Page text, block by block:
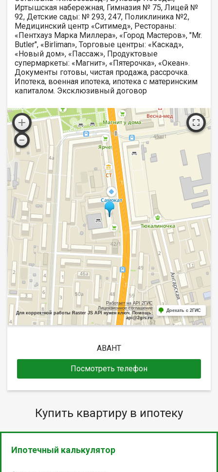
Иртышская набережная, Гимназия № 75, Лицей №
92, Детские сады: № 293, 247, Поликлиника №2,
Медицинский центр «Ситимед», Рестораны:
«Пентхауз Марка Миллера», «Город Мастеров», "Mr.
Butler", «Birliman», Торговые центры: «Каскад»,
«Новый дом», «Пассаж», Продуктовые
супермаркеты: «Магнит», «Пятерочка», «Океан».
Документы готовы, чистая продажа, рассрочка.
Ипотека, военная ипотека, ипотека с материнским
капиталом. Эксклюзивный договор
Работает на API 2ГИС
Лицензионное соглашение
Для корректной работы Raster JS API нужен ключ. Помощь:
api@2gis.ru
Доехать с 2ГИС
АВАНТ
Посмотреть телефон
Купить квартиру в ипотеку
Ипотечный калькулятор